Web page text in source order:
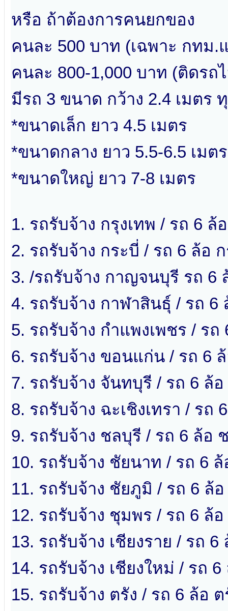
หรือ ถ้าต้องการคนยกของ
คนละ 500 บาท (เฉพาะ กทม
คนละ 800-1,000 บาท (ติดรถ
มีรถ 3 ขนาด กว้าง 2.4 เมตร
*ขนาดเล็ก ยาว 4.5 เมตร
*ขนาดกลาง ยาว 5.5-6.5 เมตร
*ขนาดใหญ่ ยาว 7-8 เมตร
1. รถรับจ้าง กรุงเทพ / รถ 6 ล้
2. รถรับจ้าง กระบี่ / รถ 6 ล้อ
3. /รถรับจ้าง กาญจนบุรี รถ 6
4. รถรับจ้าง กาฬาสินธ์ุ / รถ 6
5. รถรับจ้าง กำแพงเพชร / รถ
6. รถรับจ้าง ขอนแก่น / รถ 6
7. รถรับจ้าง จันทบุรี / รถ 6 ล้
8. รถรับจ้าง ฉะเชิงเทรา / รถ
9. รถรับจ้าง ชลบุรี / รถ 6 ล้อ
10. รถรับจ้าง ชัยนาท / รถ 6
11. รถรับจ้าง ชัยภูมิ / รถ 6 ล้
12. รถรับจ้าง ชุมพร / รถ 6 ล้
13. รถรับจ้าง เชียงราย / รถ 6
14. รถรับจ้าง เชียงใหม่ / รถ
15. รถรับจ้าง ตรัง / รถ 6 ล้อ ต